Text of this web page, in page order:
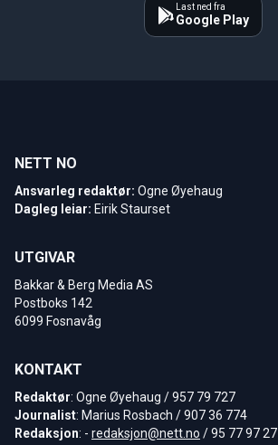
Last ned fra
Google Play
NETT NO
Ansvarleg redaktør: Ogne Øyehaug
Dagleg leiar: Eirik Staurset
UTGIVAR
Bakkar & Berg Media AS
Postboks 142
6099 Fosnavåg
KONTAKT
Redaktør: Ogne Øyehaug / 957 79 727
Journalist: Marius Rosbach / 907 36 774
Redaksjon: - redaksjon@nett.no / 95 77 97 27